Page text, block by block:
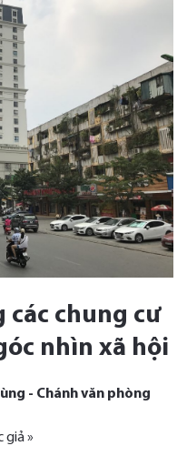
các chung cư
nhìn xã hội
- Chánh văn phòng
giả »